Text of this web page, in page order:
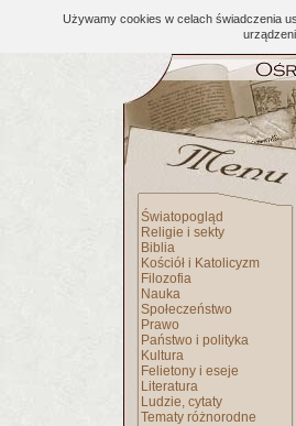
Używamy cookies w celach świadczenia
Światopogląd
Religie i sekty
Biblia
Kościół i Katolicyzm
Filozofia
Nauka
Społeczeństwo
Prawo
Państwo i polityka
Kultura
Felietony i eseje
Literatura
Ludzie, cytaty
Tematy różnorodne